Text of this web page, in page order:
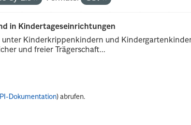
in Kindertageseinrichtungen
Kinderkrippenkindern und
und freier Trägerschaft...
Dokumentation) abrufen.